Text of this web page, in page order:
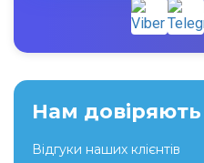
Нам довіряють
Відгуки наших клієнтів